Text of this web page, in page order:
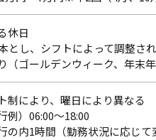
休日
とし、シフトによって調整さ
（ゴールデンウィーク、年末年
制により、曜日により異なる
例）06:00～18:00
の内1時間（勤務状況に応じて